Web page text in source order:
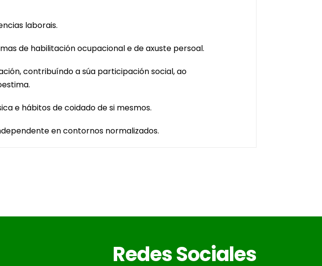
laborais.
de habilitación ocupacional e de axuste persoal.
contribuíndo a súa participación social, ao
e hábitos de coidado de si mesmos.
en contornos normalizados.
Redes Sociales